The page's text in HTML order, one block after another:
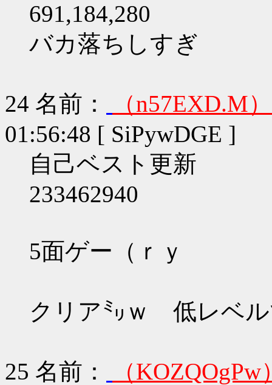
691,184,280
バカ落ちしすぎ
24 名前：
（n57EXD.M）
01:56:48 [ SiPywDGE ]
自己ベスト更新
233462940
5面ゲー（ｒｙ
クリア㍉ｗ 低レベ
25 名前：
（KOZQOgPw